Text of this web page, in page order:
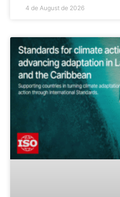
4 de August de 2026